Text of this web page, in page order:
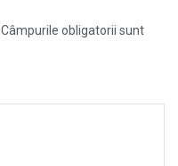
Câmpurile obligatorii sunt